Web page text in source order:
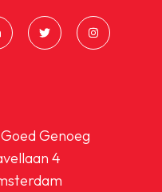
Genoeg
4